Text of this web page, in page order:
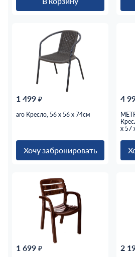
1 499 ₽
aro Кресло, 56 х 56 х 74см
Хочу забронировать
4
x 57
1 699 ₽ 2